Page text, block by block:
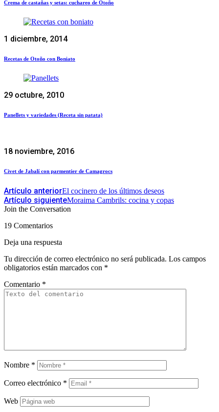
Crema de castañas y setas: cuchareo de Otoño
1 diciembre, 2014
Recetas de Otoño con Boniato
29 octubre, 2010
Panellets y variedades (Receta sin patata)
18 noviembre, 2016
Civet de Jabalí con parmentier de Camagrocs
Artículo anteriorEl cocinero de los últimos deseos
Artículo siguienteMoraima Cambrils: cocina y copas
Join the Conversation
19 Comentarios
Deja una respuesta
Tu dirección de correo electrónico no será publicada. Los campos
obligatorios están marcados con *
Comentario *
Nombre *
Correo electrónico *
Web